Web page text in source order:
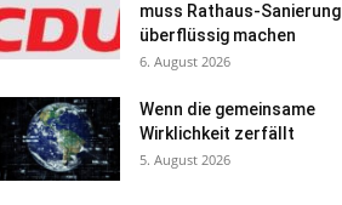
muss Rathaus-Sanierung
überflüssig machen
6. August 2026
Wenn die gemeinsame
Wirklichkeit zerfällt
5. August 2026